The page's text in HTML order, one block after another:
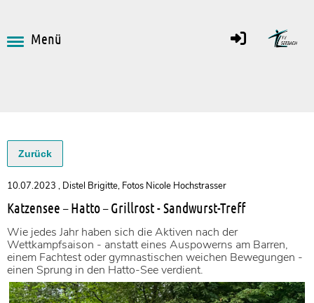
Menü
Zurück
10.07.2023 , Distel Brigitte, Fotos Nicole Hochstrasser
Katzensee – Hatto – Grillrost - Sandwurst-Treff
Wie jedes Jahr haben sich die Aktiven nach der
Wettkampfsaison - anstatt eines Auspowerns am Barren,
einem Fachtest oder gymnastischen weichen Bewegungen -
einen Sprung in den Hatto-See verdient.